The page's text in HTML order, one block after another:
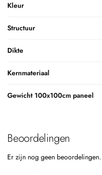
Kleur
Structuur
Dikte
Kernmateriaal
Gewicht 100x100cm paneel
Beoordelingen
Er zijn nog geen beoordelingen.